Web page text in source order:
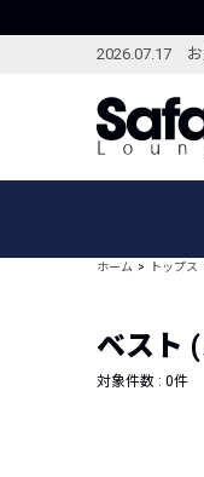
2026.07.17 お
ブランドから探
新着アイテム
編集部のおすす
ホーム トップス
ベスト
対象件数 : 0件